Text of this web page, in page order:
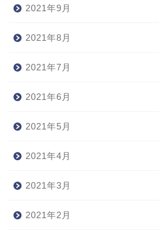
2021年9月
2021年8月
2021年7月
2021年6月
2021年5月
2021年4月
2021年3月
2021年2月